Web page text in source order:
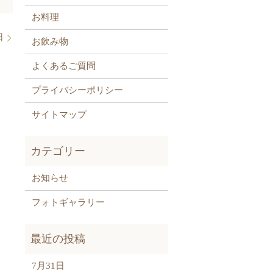
お料理
お飲み物
よくあるご質問
プライバシーポリシー
サイトマップ
お知らせ
フォトギャラリー
7月31日